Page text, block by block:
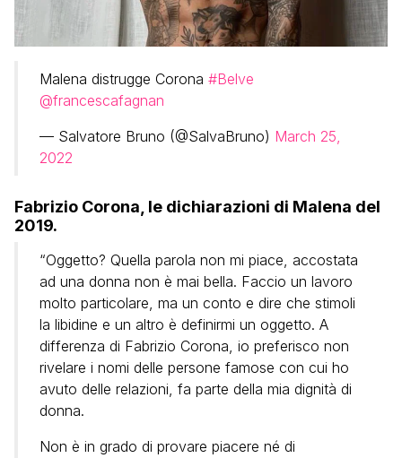
Malena distrugge Corona #Belve
@francescafagnan
— Salvatore Bruno (@SalvaBruno) March 25,
2022
Fabrizio Corona, le dichiarazioni di Malena del
2019.
“Oggetto? Quella parola non mi piace, accostata
ad una donna non è mai bella. Faccio un lavoro
molto particolare, ma un conto e dire che stimoli
la libidine e un altro è definirmi un oggetto. A
differenza di Fabrizio Corona, io preferisco non
rivelare i nomi delle persone famose con cui ho
avuto delle relazioni, fa parte della mia dignità di
donna.
Non è in grado di provare piacere né di